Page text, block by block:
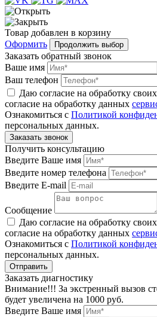
Товар добавлен в корзину
Оформить
Продолжить выбор
Заказать обратный звонок
Ваше имя
Ваш телефон
Даю согласие на обработку своих
согласие на обработку данных
Ознакомиться с Политикой
персональных данных.
Получить консультацию
Введите Ваше имя
Введите номер телефона
Введите E-mail
Сообщение
Даю согласие на обработку своих
согласие на обработку данных
Ознакомиться с Политикой
персональных данных.
Заказать диагностику
Внимание!!! За экстренный вызов
будет увеличена на 1000 руб.
Введите Ваше имя